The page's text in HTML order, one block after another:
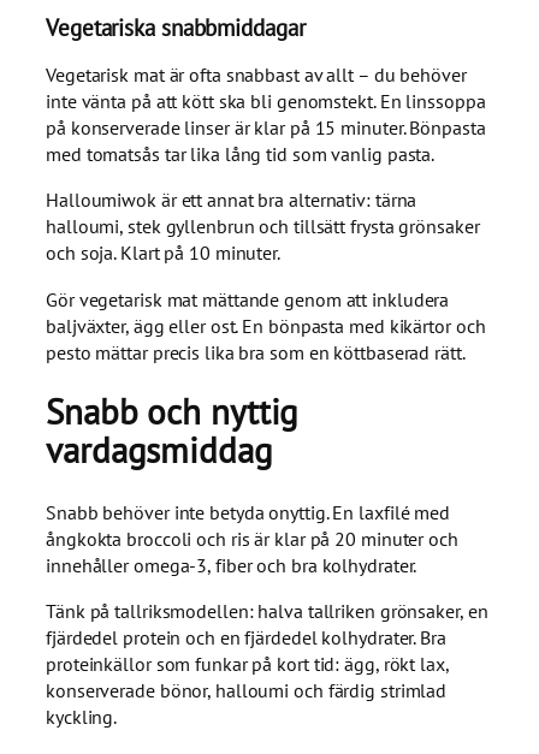
Vegetariska snabbmiddagar
Vegetarisk mat är ofta snabbast av allt – du behöver
inte vänta på att kött ska bli genomstekt. En linssoppa
på konserverade linser är klar på 15 minuter. Bönpasta
med tomatsås tar lika lång tid som vanlig pasta.
Halloumiwok är ett annat bra alternativ: tärna
halloumi, stek gyllenbrun och tillsätt frysta grönsaker
och soja. Klart på 10 minuter.
Gör vegetarisk mat mättande genom att inkludera
baljväxter, ägg eller ost. En bönpasta med kikärtor och
pesto mättar precis lika bra som en köttbaserad rätt.
Snabb och nyttig
vardagsmiddag
Snabb behöver inte betyda onyttig. En laxfilé med
ångkokta broccoli och ris är klar på 20 minuter och
innehåller omega-3, fiber och bra kolhydrater.
Tänk på tallriksmodellen: halva tallriken grönsaker, en
fjärdedel protein och en fjärdedel kolhydrater. Bra
proteinkällor som funkar på kort tid: ägg, rökt lax,
konserverade bönor, halloumi och färdig strimlad
kyckling.